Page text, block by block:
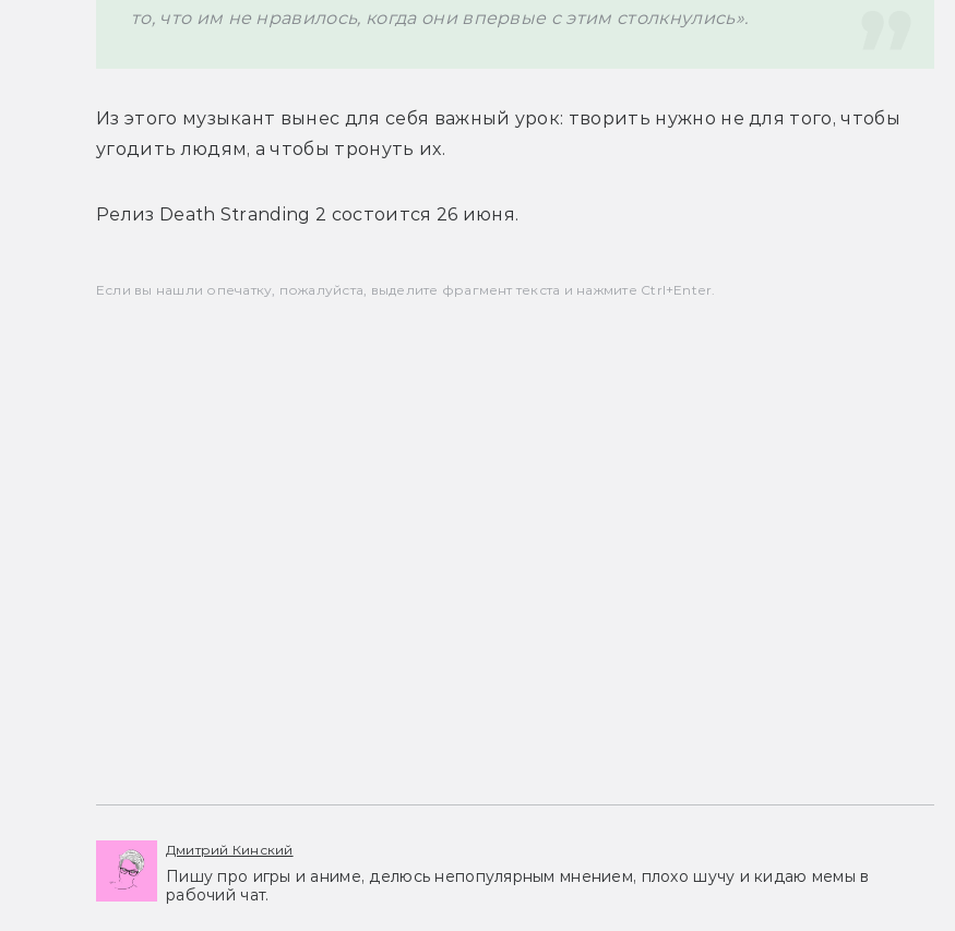
то, что им не нравилось, когда они впервые с этим столкнулись».
Из этого музыкант вынес для себя важный урок: творить нужно не для того, чтобы
угодить людям, а чтобы тронуть их.
Релиз Death Stranding 2 состоится 26 июня.
Если вы нашли опечатку, пожалуйста, выделите фрагмент текста и нажмите Ctrl+Enter.
Дмитрий Кинский
Пишу про игры и аниме, делюсь непопулярным мнением, плохо шучу и кидаю мемы в
рабочий чат.